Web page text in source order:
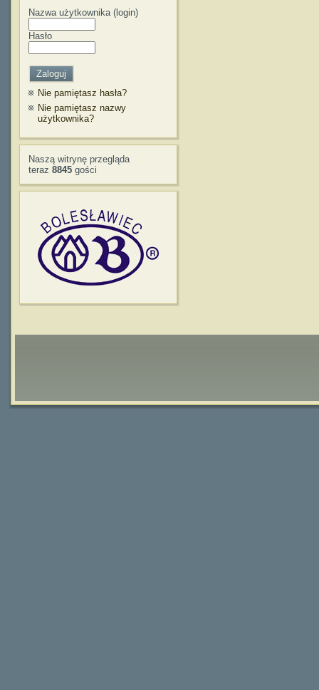
Nazwa użytkownika (login)
Hasło
Nie pamiętasz hasła?
Nie pamiętasz nazwy
użytkownika?
Naszą witrynę przegląda
teraz 8845 gości